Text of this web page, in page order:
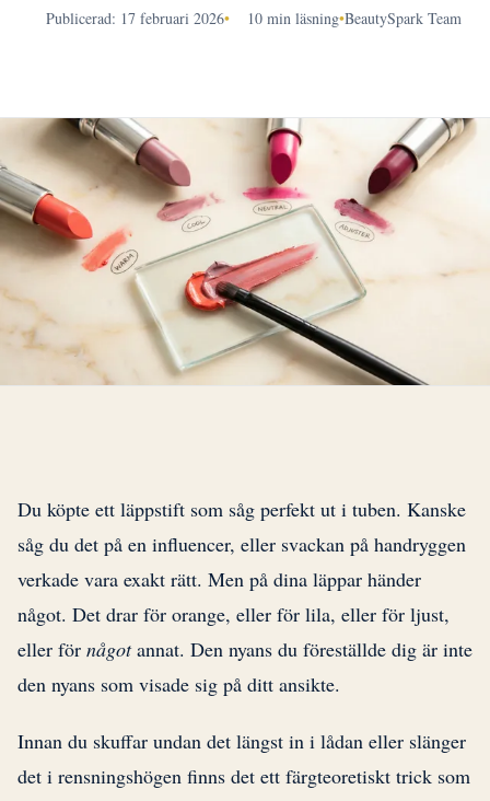
Publicerad: 17 februari 2026• 10 min läsning•BeautySpark Team
Du köpte ett läppstift som såg perfekt ut i tuben. Kanske
såg du det på en influencer, eller svackan på handryggen
verkade vara exakt rätt. Men på dina läppar händer
något. Det drar för orange, eller för lila, eller för ljust,
eller för någotannat. Den nyans du föreställde dig är inte
den nyans som visade sig på ditt ansikte.
Innan du skuffar undan det längst in i lådan eller slänger
det i rensningshögen finns det ett färgteoretiskt trick som